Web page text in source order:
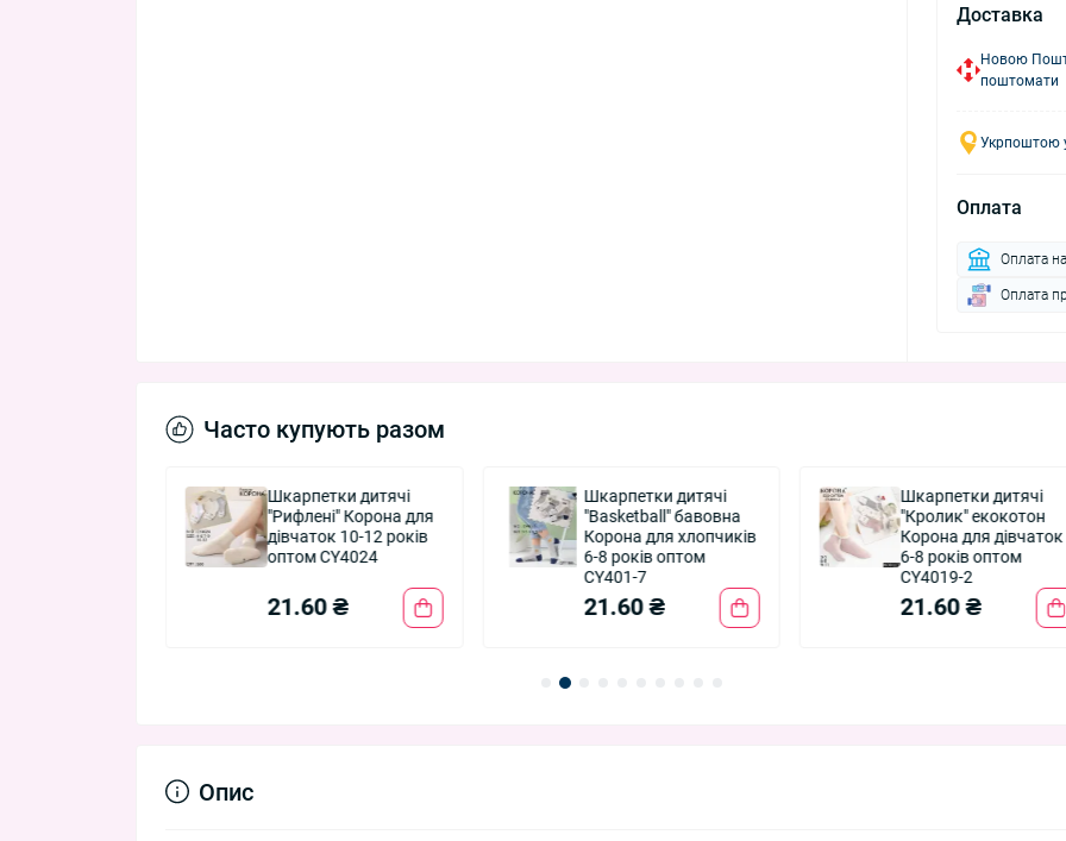
Доставка
Новою
поштомати
Укрпоштою у
Оплата
Оплата
Оплата
Часто купують разом
Шкарпетки дитячі
"Рифлені" Корона для
дівчаток 10-12 років
оптом CY4024
21.60 ₴
Шкарпетки дитячі
"Basketball" бавовна
Корона для хлопчиків
6-8 років оптом
CY401-7
21.60 ₴
Шкарпетки дитячі
"Кролик" екокотон
Корона для дівчаток
6-8 років оптом
CY4019-2
21.60 ₴
Опис